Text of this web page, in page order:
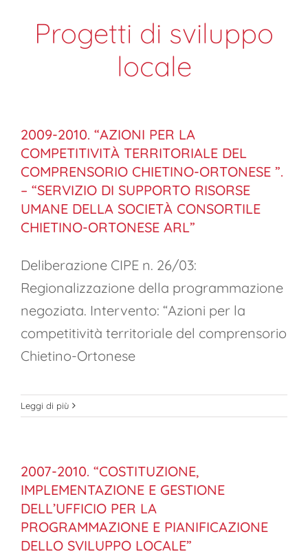
Progetti di sviluppo
locale
2009-2010. “AZIONI PER LA
COMPETITIVITÀ TERRITORIALE DEL
COMPRENSORIO CHIETINO-ORTONESE ”.
– “SERVIZIO DI SUPPORTO RISORSE
UMANE DELLA SOCIETÀ CONSORTILE
CHIETINO-ORTONESE ARL”
Deliberazione CIPE n. 26/03:
Regionalizzazione della programmazione
negoziata. Intervento: “Azioni per la
competitività territoriale del comprensorio
Chietino-Ortonese
Leggi di più
2007-2010. “COSTITUZIONE,
IMPLEMENTAZIONE E GESTIONE
DELL’UFFICIO PER LA
PROGRAMMAZIONE E PIANIFICAZIONE
DELLO SVILUPPO LOCALE”